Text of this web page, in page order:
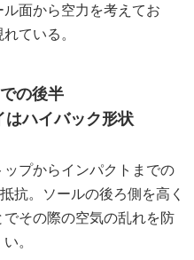
面から空力を考えてお
ている。
の後半
ハイバック形状
プからインパクトまでの
抗。ソールの後ろ側を高く
その際の空気の乱れを防
。